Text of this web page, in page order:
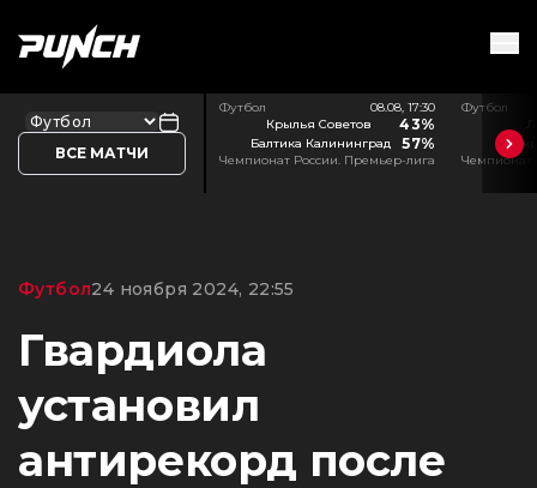
ВСЕ МАТЧИ
Футбол
08.08, 17:30
Крылья Советов
43%
Балтика Калининград 57%
Чемпионат России. Премьер-лига
Футбол
Чемпионат
Футбол24 ноября 2024, 22:55
Гвардиола
установил
антирекорд после